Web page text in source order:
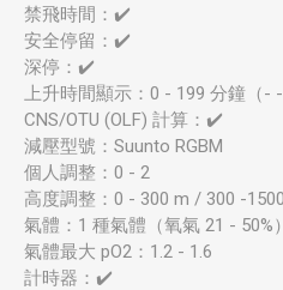
禁飛時間：✔️
安全停留：✔️
深停：✔️
上升時間顯示：0 - 199 分鐘（- -
CNS/OTU (OLF) 計算：✔️
減壓型號：Suunto RGBM
個人調整：0 - 2
高度調整：0 - 300 m / 300 -
氣體：1 種氣體（氧氣 21 - 50%）
氣體最大 pO2：1.2 - 1.6
計時器：✔️